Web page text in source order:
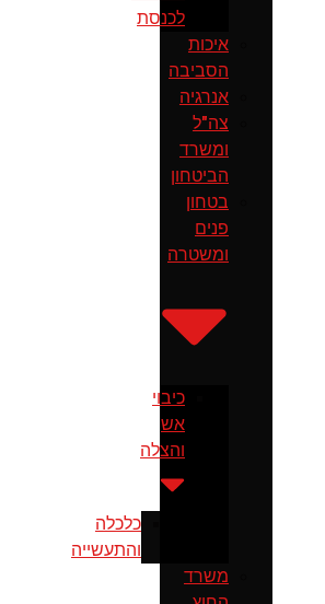
לכנסת
איכות
הסביבה
אנרגיה
צה"ל
ומשרד
הביטחון
בטחון
פנים
ומשטרה
כיבוי
אש
והצלה
כלכלה
והתעשייה
משרד